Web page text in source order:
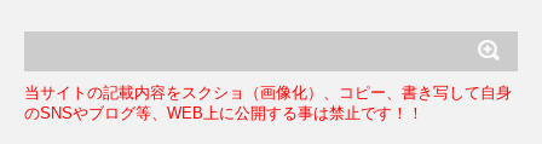
当サイトの記載内容をスクショ（画像化）、コピー、書き写して自身
のSNSやブログ等、WEB上に公開する事は禁止です！！